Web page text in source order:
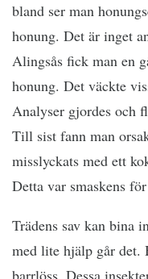
bland ser man
honung. Det är inget
Alingsås fick man en
honung. Det väckte
Analyser gjordes och
Till sist fann man
misslyckats med ett
Detta var smaskens
Trädens sav kan bina
med lite hjälp går det.
barrlöss. Dessa